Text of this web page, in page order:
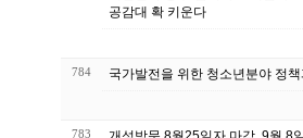
공감대 확 키운다
784 국가발전을 위한 청소년분야 정
783